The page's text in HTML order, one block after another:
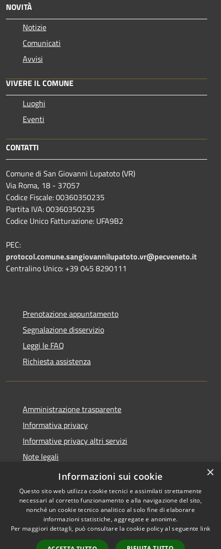
NOVITÀ
Notizie
Comunicati
Avvisi
VIVERE IL COMUNE
Luoghi
Eventi
CONTATTI
Comune di San Giovanni Lupatoto (VR)
Via Roma, 18 - 37057
Codice Fiscale: 00360350235
Partita IVA: 00360350235
Codice Unico Fatturazione: UFA9B2
PEC:
protocol.comune.sangiovannilupatoto.vr@pecveneto.it
Centralino Unico: +39 045 8290111
Prenotazione appuntamento
Segnalazione disservizio
Leggi le FAQ
Richiesta assistenza
Amministrazione trasparente
Informativa privacy
Informative privacy altri servizi
Note legali
Dichiarazione di accessibilità
Accessibilità
Copyright © 2026 • Comune di
San Giovanni Lupatoto •
Powered byMunicipium
×
Informazioni sui cookie
Questo sito web utilizza cookie tecnici e assimilati strettamente
necessari al corretto funzionamento e alla navigazione del sito,
nonché un cookie tecnico analitico al solo fine di elaborare
informazioni statistiche, aggregate e anonime.
Per maggiori dettagli, può consultare la cookie policy al seguente link